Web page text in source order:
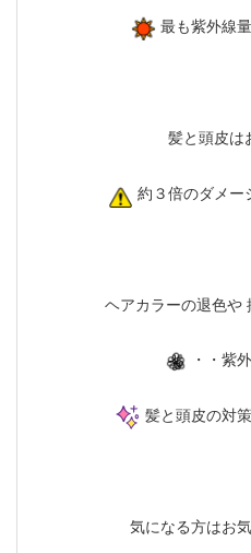
最も紫外線
髪と頭皮は
約３倍のダメー
ヘアカラーの退色や
・・紫
髪と頭皮の対
気になる方はお